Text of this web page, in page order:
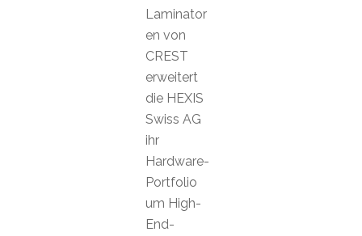
Laminator
en von
CREST
erweitert
die HEXIS
Swiss AG
ihr
Hardware-
Portfolio
um High-
End-